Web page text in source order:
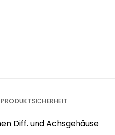
PRODUKTSICHERHEIT
Diff. und Achsgehäuse